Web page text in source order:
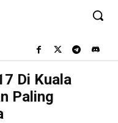
Di Kuala
Paling